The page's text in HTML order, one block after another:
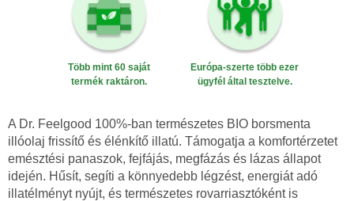
Több mint 60 saját
termék raktáron.
Európa-szerte több ezer
ügyfél által tesztelve.
A Dr. Feelgood 100%-ban természetes BIO borsmenta
illóolaj frissítő és élénkítő illatú. Támogatja a komfortérzetet
emésztési panaszok, fejfájás, megfázás és lázas állapot
idején. Hűsít, segíti a könnyedebb légzést, energiát adó
illatélményt nyújt, és természetes rovarriasztóként is